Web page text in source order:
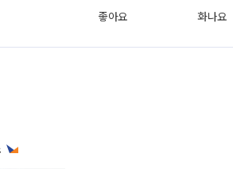
좋아요 화나요